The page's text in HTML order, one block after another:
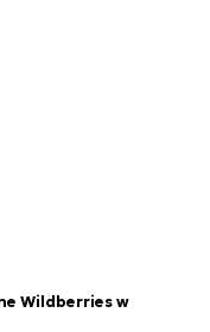
Wildberries w